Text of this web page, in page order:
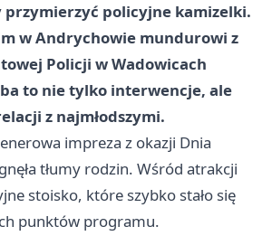
przymierzyć policyjne kamizelki.
w Andrychowie mundurowi z
Policji w Wadowicach
to nie tylko interwencje, ale
z najmłodszymi.
impreza z okazji Dnia
tłumy rodzin. Wśród atrakcji
stoisko, które szybko stało się
punktów programu.